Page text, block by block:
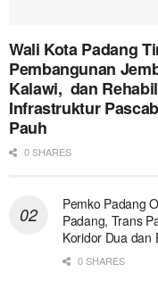
Wali Kota Padang
Pembangunan
Kalawi, dan
Infrastruktur
Pauh
0 SHARES
Pemko Padang
Padang, Trans
Koridor Dua dan
0 SHARES